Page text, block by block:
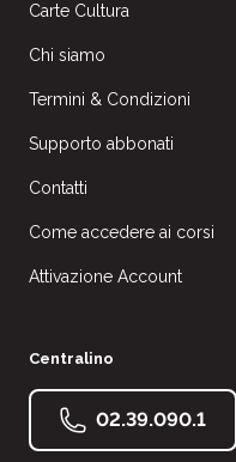
Carte Cultura
Chi siamo
Termini & Condizioni
Supporto abbonati
Contatti
Come accedere ai corsi
Attivazione Account
Centralino
02.39.090.1